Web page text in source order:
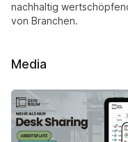
nachhaltig
von Branchen.
Media